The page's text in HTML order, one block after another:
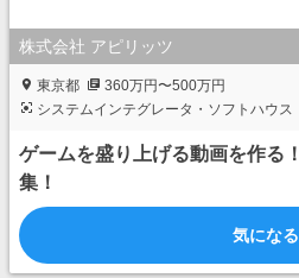
株式会社 アピリッツ
東京都
360万円〜500万円
システムインテグレータ・ソフトハウス
ゲームを盛り上げる動画を作る
集！
気になる